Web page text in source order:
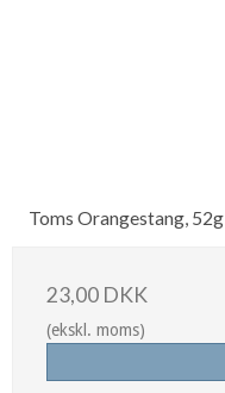
Toms Orangestang, 52g
23,00 DKK
(ekskl. moms)